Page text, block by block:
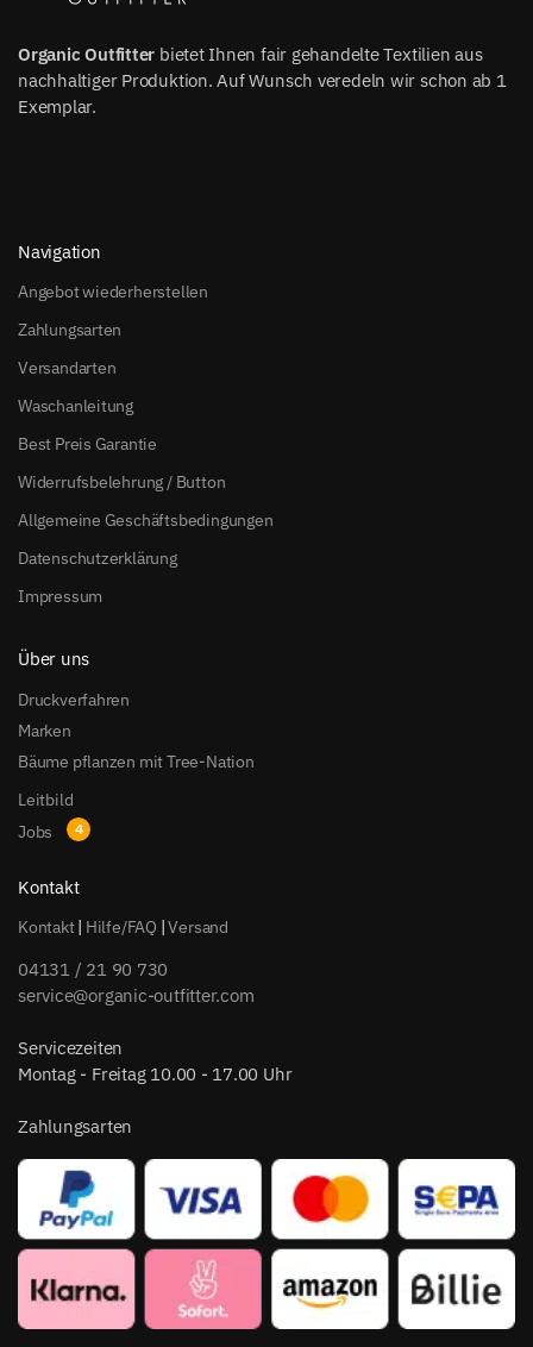
Organic Outfitter bietet Ihnen fair gehandelte Textilien aus
nachhaltiger Produktion. Auf Wunsch veredeln wir schon ab 1
Exemplar.
Navigation
Angebot wiederherstellen
Zahlungsarten
Versandarten
Waschanleitung
Best Preis Garantie
Widerrufsbelehrung / Button
Allgemeine Geschäftsbedingungen
Datenschutzerklärung
Impressum
Über uns
Druckverfahren
Marken
Bäume pflanzen mit Tree-Nation
Leitbild
Jobs
Kontakt
Kontakt| Hilfe/FAQ |Versand
04131 / 21 90 730
service@organic-outfitter.com
Servicezeiten
Montag - Freitag 10.00 - 17.00 Uhr
Zahlungsarten